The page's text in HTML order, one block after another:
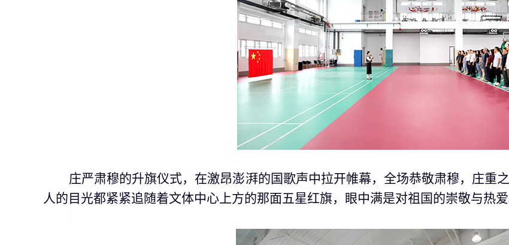
庄严肃穆的升旗仪式，在激昂澎湃的国歌声中拉开帷幕，全场恭敬肃穆，庄重
人的目光都紧紧追随着文体中心上方的那面五星红旗，眼中满是对祖国的崇敬与热爱